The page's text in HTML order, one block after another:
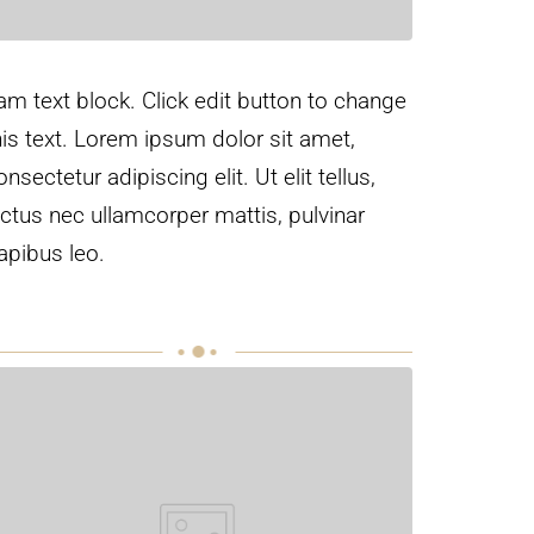
text block. Click edit button to change
text. Lorem ipsum dolor sit amet,
adipiscing elit. Ut elit tellus,
nec ullamcorper mattis, pulvinar
leo.